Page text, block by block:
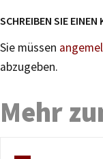
SCHREIBEN SIE EINEN
Sie müssen
abzugeben.
Mehr